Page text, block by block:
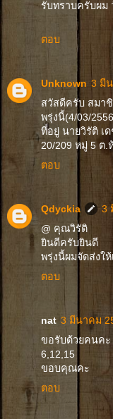
รับทราบครับผม
ตอบ
Unknown 3 มี
สวัสดีครับ สมา
พรุ่งนี้(4/03/
ที่อยู่ นายวิรัติ เ
20/209 หมู่ 5 ต.
ตอบ
Qdyckia
3
@ คุณวิรัติ
ยินดีครับยินดี
พรุ่งนี้ผมจัดส่งใ
ตอบ
nat 3 มีนาคม
ขอรับด้วยคนคะ
6,12,15
ขอบคุณคะ
ตอบ